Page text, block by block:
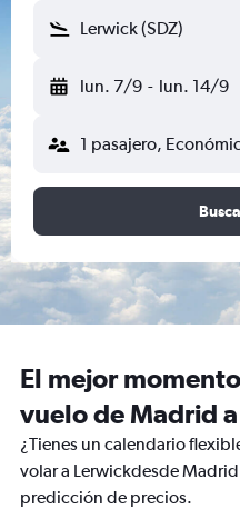
Lerwick (SDZ)
lun. 7/9 - lun. 14/9
1 pasajero,
El mejor
vuelo de Madrid
¿Tienes un calendario
volar a Lerwickdesde
predicción de precios.